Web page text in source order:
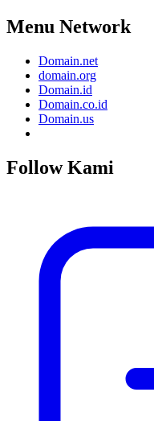
Menu Network
Domain.net
domain.org
Domain.id
Domain.co.id
Domain.us
Follow Kami